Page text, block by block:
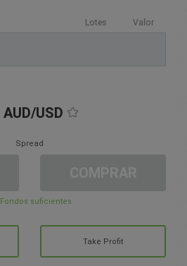
Lotes Valor
AUD/USD
Spread
Fondos suficientes
Take Profit